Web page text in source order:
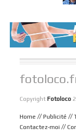
Copyright Fotoloco
Home // Publicité //
Contactez-moi //